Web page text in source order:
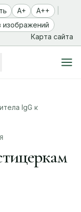
A+ A++
изображений
Карта сайта
IgG к